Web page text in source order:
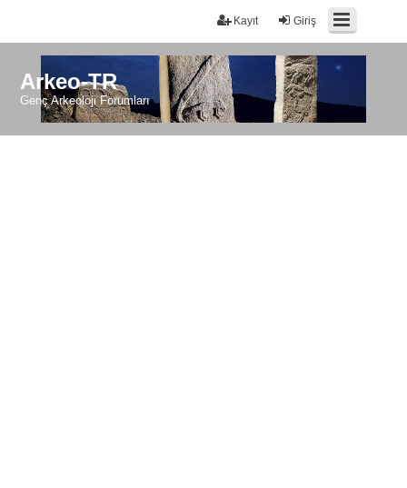
Giriş
Kayıt
Arkeo-TR
Genç Arkeoloji Forumları